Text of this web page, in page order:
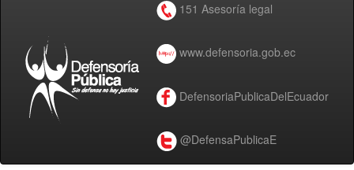
151 Asesoría legal
www.defensoria.gob.ec
DefensoriaPublicaDelEcuador
@DefensaPublicaE